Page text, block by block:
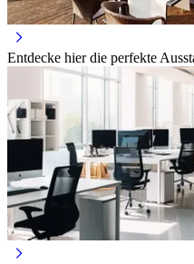
Entdecke hier die perfekte